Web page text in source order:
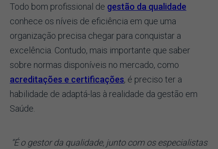
Todo bom profissional de gestão da qualidade
conhece os níveis de eficiência em que uma
organização precisa chegar para conquistar a
excelência. Contudo, mais importante que saber
sobre normas disponíveis no mercado, como
acreditações e certificações, é preciso ter a
habilidade de adaptá-las à realidade da gestão em
Saúde.
“É o gestor da qualidade, junto com os especialistas